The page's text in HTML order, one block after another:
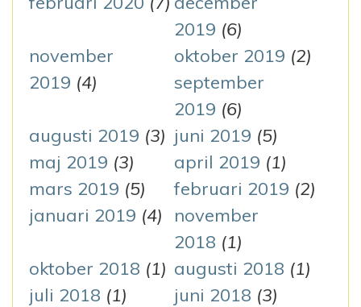
2019 (6)
november
2019 (4)
oktober 2019 (2)
september
2019 (6)
augusti 2019 (3) juni 2019 (5)
maj 2019 (3) april 2019 (1)
mars 2019 (5) februari 2019 (2)
januari 2019 (4)
november
2018 (1)
oktober 2018 (1) augusti 2018 (1)
juli 2018 (1) juni 2018 (3)